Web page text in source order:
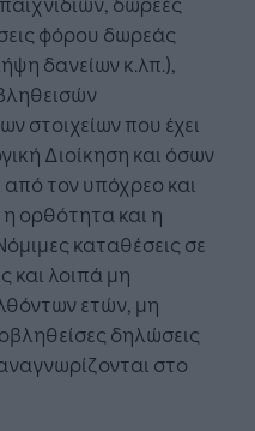
φόρου δωρεάς
δανείων κ.λπ.),
στοιχείων που έχει
Διοίκηση και όσων
από τον υπόχρεο και
η ορθότητα και η
καταθέσεις σε
και λοιπά μη
ετών, μη
δηλώσεις
στο